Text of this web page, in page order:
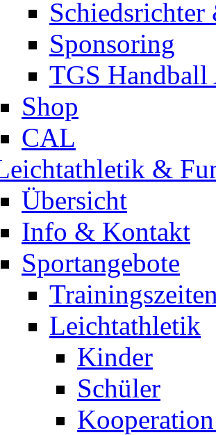
Schiedsrichter
Sponsoring
TGS Handball
Shop
CAL
&
Übersicht
Info & Kontakt
Sportangebote
Leichtathletik
Kinder
Schüler